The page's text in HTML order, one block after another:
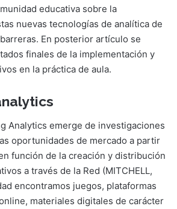
educativa sobre la
nuevas tecnologías de analítica de
En posterior artículo se
finales de la implementación y
en la práctica de aula.
Analytics emerge de investigaciones
oportunidades de mercado a partir
función de la creación y distribución
a través de la Red (MITCHELL,
encontramos juegos, plataformas
materiales digitales de carácter